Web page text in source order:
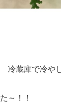
冷蔵庫で冷や
～！！